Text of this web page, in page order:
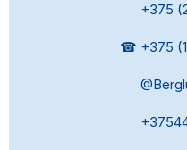
+375
☎ +375